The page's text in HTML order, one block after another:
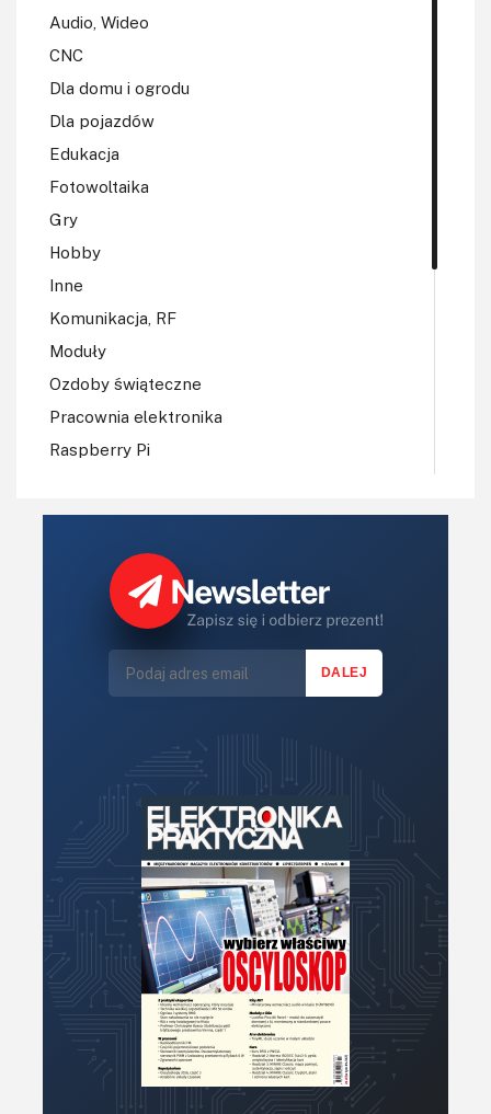
Audio, Wideo
CNC
Dla domu i ogrodu
Dla pojazdów
Edukacja
Fotowoltaika
Gry
Hobby
Inne
Komunikacja, RF
Moduły
Ozdoby świąteczne
Pracownia elektronika
Raspberry Pi
Robotyka
Sterowniki silników
Technika μP, μC, PLD
Termometry i termostaty